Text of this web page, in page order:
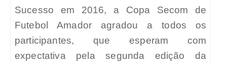
Sucesso em 2016, a Copa Secom de
Futebol Amador agradou a todos os
participantes, que esperam com
expectativa pela segunda edição da